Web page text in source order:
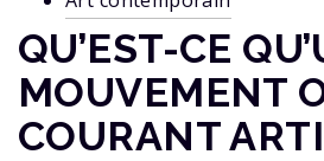
QU’EST-CE
MOUVEMENT
COURANT